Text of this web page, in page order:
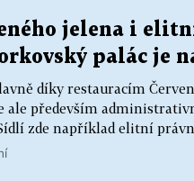
jelena i
palác je
díky restauracím
ale především
zde například elitní